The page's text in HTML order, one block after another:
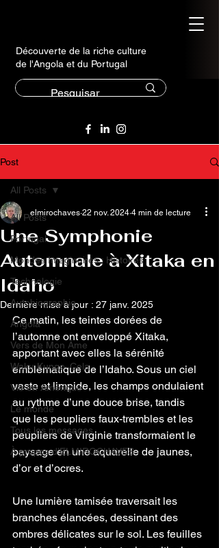
Découverte de la riche culture
de l'Angola et du Portugal
Post
All Posts
Portugal
Mondes Imaginaires : Histoires
Technologie
Autobiographie
Angola
Vers de Mon Âme
Waku Kungo, Cela
Vie en Amérique
Le monde
Tous les messages
À propos d'ELMIROCHAVES
All Posts
Une Symphonie
Automnale à Xitaka en
Idaho
elmirochaves 22 nov. 2024 4 min de lecture
Dernière mise à jour : 27 janv. 2025
Ce matin, les teintes dorées de
l’automne ont enveloppé Xitaka,
apportant avec elles la sérénité
emblématique de l’Idaho. Sous un ciel
vaste et limpide, les champs ondulaient
au rythme d’une douce brise, tandis
que les peupliers faux-trembles et les
peupliers de Virginie transformaient le
paysage en une aquarelle de jaunes,
d’or et d’ocres.
Une lumière tamisée traversait les
branches élancées, dessinant des
ombres délicates sur le sol. Les feuilles